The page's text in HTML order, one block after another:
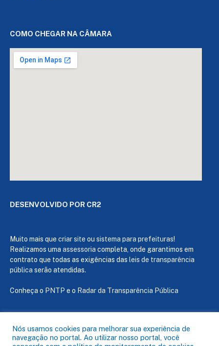
COMO CHEGAR NA CÂMARA
DESENVOLVIDO POR CR2
Muito mais que criar site ou sistema para prefeituras!
Realizamos uma assessoria completa, onde garantimos em
contrato que todas as exigências das leis de transparência
pública serão atendidas.
Conheça o PNTP e o Radar da Transparência Pública
Todos os direitos reservados a Câmara de Capanema
Nós usamos cookies para melhorar sua experiência de
navegação no portal. Ao utilizar nosso portal, você